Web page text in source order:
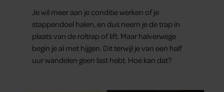
Je wil meer aan je conditie werken of je
stappendoel halen, en dus neem je de trap in
plaats van de roltrap of lift. Maar halverwege
begin je al met hijgen. Dit terwijl je van een half
uur wandelen geen last hebt. Hoe kan dat?